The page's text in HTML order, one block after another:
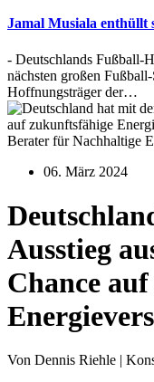
Jamal Musiala enthüllt
- Deutschlands Fußball-
nächsten großen
Hoffnungsträger der…
Berater für Nachhaltige
06. März 2024
Ausstieg
Chance
Von Dennis Riehle |